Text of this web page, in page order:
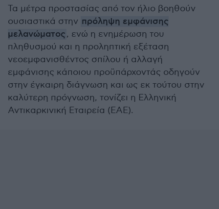
Τα μέτρα προστασίας από τον ήλιο βοηθούν
ουσιαστικά στην πρόληψη εμφάνισης
μελανώματος, ενώ η ενημέρωση του
πληθυσμού και η προληπτική εξέταση
νεοεμφανισθέντος σπίλου ή αλλαγή
εμφάνισης κάποιου προϋπάρχοντάς οδηγούν
στην έγκαιρη διάγνωση και ως εκ τούτου στην
καλύτερη πρόγνωση, τονίζει η Ελληνική
Αντικαρκινική Εταιρεία (ΕΑΕ).